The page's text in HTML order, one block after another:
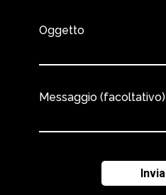
Oggetto
Messaggio (facoltativo)